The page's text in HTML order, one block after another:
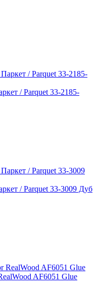
/ Parquet 33-2185-
/ Parquet 33-3009 Дуб
AF6051 Glue